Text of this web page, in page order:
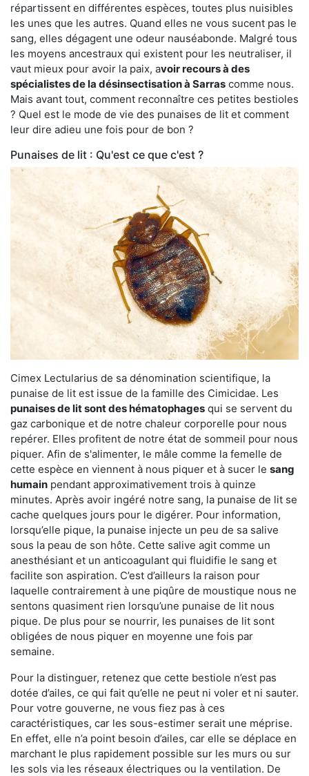
répartissent en différentes espèces, toutes plus nuisibles
les unes que les autres. Quand elles ne vous sucent pas le
sang, elles dégagent une odeur nauséabonde. Malgré tous
les moyens ancestraux qui existent pour les neutraliser, il
vaut mieux pour avoir la paix, avoir recours à des
spécialistes de la désinsectisation à Sarras comme nous.
Mais avant tout, comment reconnaître ces petites bestioles
? Quel est le mode de vie des punaises de lit et comment
leur dire adieu une fois pour de bon ?
Punaises de lit : Qu'est ce que c'est ?
Cimex Lectularius de sa dénomination scientifique, la
punaise de lit est issue de la famille des Cimicidae. Les
punaises de lit sont des hématophages qui se servent du
gaz carbonique et de notre chaleur corporelle pour nous
repérer. Elles profitent de notre état de sommeil pour nous
piquer. Afin de s'alimenter, le mâle comme la femelle de
cette espèce en viennent à nous piquer et à sucer le sang
humain pendant approximativement trois à quinze
minutes. Après avoir ingéré notre sang, la punaise de lit se
cache quelques jours pour le digérer. Pour information,
lorsqu’elle pique, la punaise injecte un peu de sa salive
sous la peau de son hôte. Cette salive agit comme un
anesthésiant et un anticoagulant qui fluidifie le sang et
facilite son aspiration. C’est d’ailleurs la raison pour
laquelle contrairement à une piqûre de moustique nous ne
sentons quasiment rien lorsqu’une punaise de lit nous
pique. De plus pour se nourrir, les punaises de lit sont
obligées de nous piquer en moyenne une fois par
semaine.
Pour la distinguer, retenez que cette bestiole n’est pas
dotée d’ailes, ce qui fait qu’elle ne peut ni voler et ni sauter.
Pour votre gouverne, ne vous fiez pas à ces
caractéristiques, car les sous-estimer serait une méprise.
En effet, elle n’a point besoin d’ailes, car elle se déplace en
marchant le plus rapidement possible sur les murs ou sur
les sols via les réseaux électriques ou la ventilation. De